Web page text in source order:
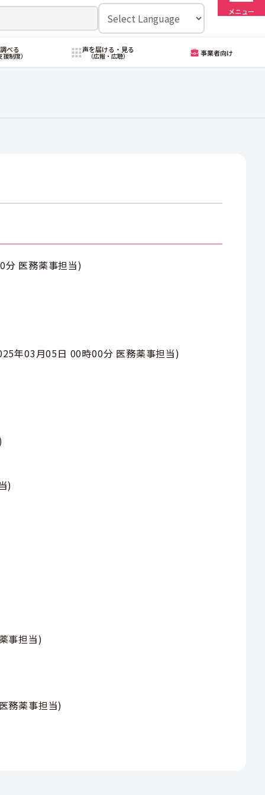
メニュー
べる
援制度）
声を届ける・見る
（広報・広聴） 事業者向け
分 医務薬事担当)
年03月05日 00時00分 医務薬事担当)
)
事担当)
医務薬事担当)